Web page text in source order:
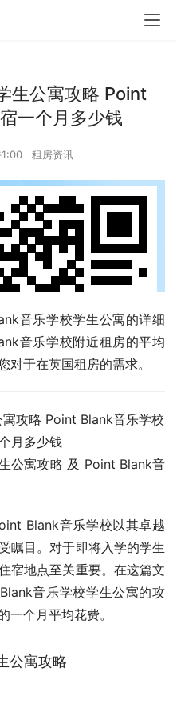
生公寓攻略 Point
一个月多少钱
租房资讯
音乐学校学生公寓的详细
音乐学校附近租房的平均
对于在英国租房的需求。
公寓攻略 及 Point Blank音
Blank音乐学校以其卓越
瞩目。对于即将入学的学生
宿地点至关重要。在这篇文
音乐学校学生公寓的攻
一个月平均花费。
公寓攻略